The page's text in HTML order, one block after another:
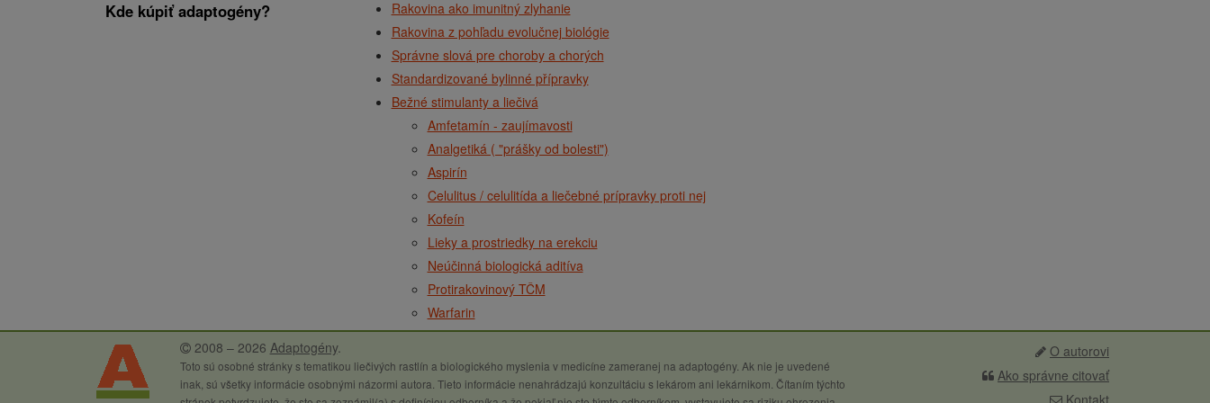
Kde kúpiť adaptogény?
Rakovina ako imunitný zlyhanie
Rakovina z pohľadu evolučnej biológie
Správne slová pre choroby a chorých
Standardizované bylinné přípravky
Bežné stimulanty a liečivá
Amfetamín - zaujímavosti
Analgetiká ( "prášky od bolesti")
Aspirín
Celulitus / celulitída a liečebné prípravky proti nej
Kofeín
Lieky a prostriedky na erekciu
Neúčinná biologická aditíva
Protirakovinový TČM
Warfarin
O autorovi
Ako správne citovať
Kontakt
2008 – 2026 Adaptogény.
Toto sú osobné stránky s tematikou liečivých rastlín a biologického myslenia v medicíne zameranej na adaptogény. Ak nie je uvedené
inak, sú všetky informácie osobnými názormi autora. Tieto informácie nenahrádzajú konzultáciu s lekárom ani lekárnikom. Čítaním týchto